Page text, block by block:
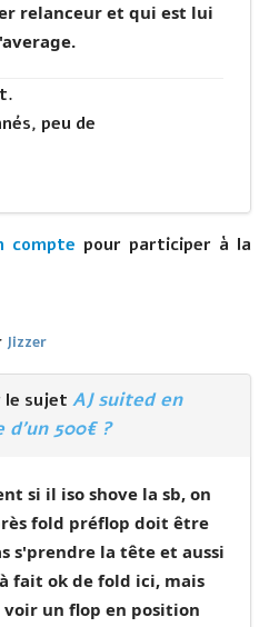
relanceur et qui est lui
peu de
compte pour participer à la
Jizzer
sujet AJ suited en
d'un 500€ ?
si il iso shove la sb, on
fold préflop doit être
s'prendre la tête et aussi
fait ok de fold ici, mais
un flop en position